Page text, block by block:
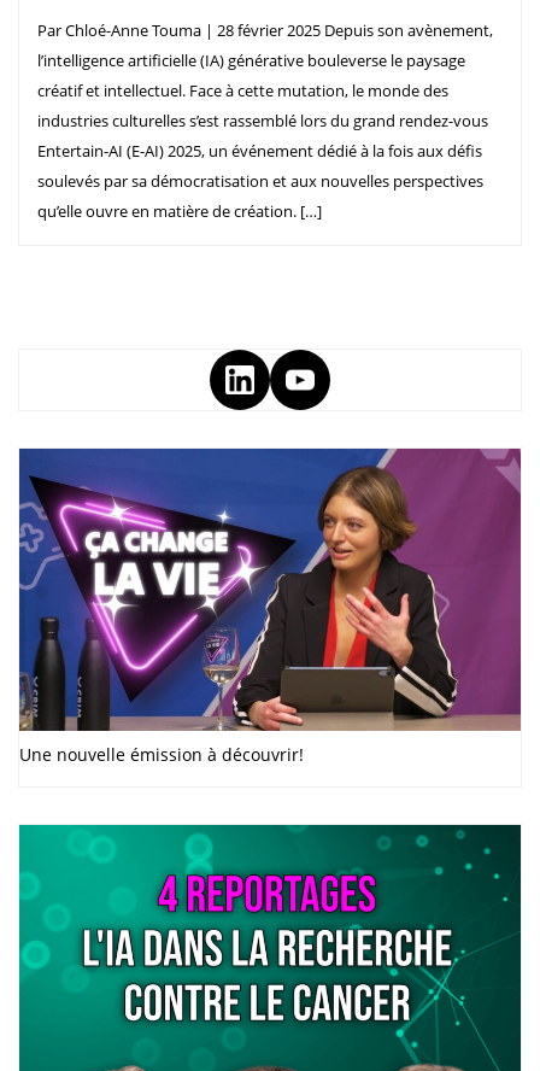
Par Chloé-Anne Touma | 28 février 2025 Depuis son avènement,
l’intelligence artificielle (IA) générative bouleverse le paysage
créatif et intellectuel. Face à cette mutation, le monde des
industries culturelles s’est rassemblé lors du grand rendez-vous
Entertain-AI (E-AI) 2025, un événement dédié à la fois aux défis
soulevés par sa démocratisation et aux nouvelles perspectives
qu’elle ouvre en matière de création. […]
Une nouvelle émission à découvrir!